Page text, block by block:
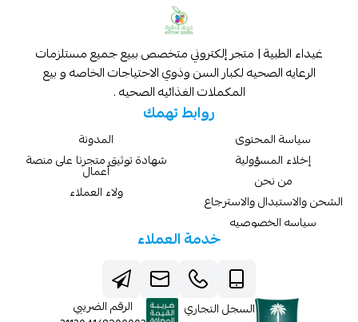
غيداء الطبية | متجر إلكتروني متخصص ببيع جميع مستلزمات
الرعايه الصحيه لكبار السن وذوي الاحتياجات الخاصه و بيع
المكملات الغذائيه الصحيه .
روابط تهمك
سياسة المحتوى
إخلاء المسؤولية
من نحن
الشحن والاستبدال والاسترجاع
سياسه الخصوصيه
المدونة
شهادة توثيق متجرنا على منصة
أعمال
ولاء العملاء
خدمة العملاء
السجل التجاري
الرقم الضريبي